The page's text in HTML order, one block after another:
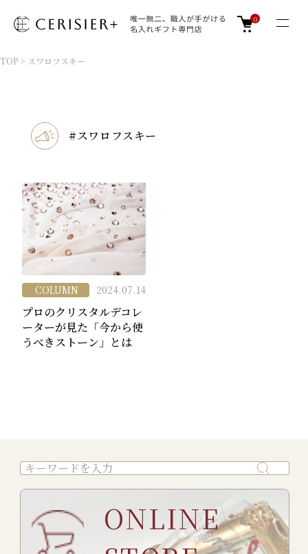
0
TOP > スワロフスキー
#スワロフスキー
COLUMN 2024.07.14
プロのクリスタルデコレ
ーターが見た「今から使
うべきストーン」とは
ONLINE